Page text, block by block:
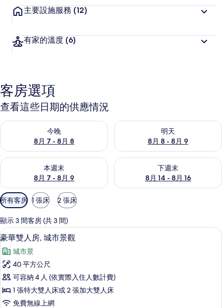
主要設施服務 (12)
有家的溫度 (6)
客房選項
查看這些日期的供應情況
今晚
8月 7 - 8月 8
查看今晚 (8月 7 - 8月 8) 的供應情況
明天
8月 8 - 8月 9
查看明天 (8月 8 - 8月 9) 的供
本週末
8月 7 - 8月 9
查看本週末 (8月 7 - 8月 9) 的供應情況
下週末
8月 14 - 8月 16
查看下週末 (8月 14 - 8月 16)
可
用
的
客
房
篩
選
條
所有客房 1 張床 2 張床
顯示 3 間客房 (共 3 間)
顯
示
豪
華
雙
人
豪華雙人房, 城市景觀 | 書桌、免費無
17
豪華雙人房, 城市景觀
城市景
40 平方公尺
可容納 4 人 (依實際入住人數計費)
1 張特大雙人床或 2 張加大雙人床
免費無線上網